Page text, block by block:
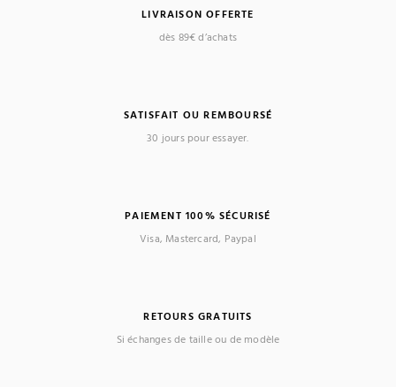
LIVRAISON OFFERTE
dès 89€ d’achats
SATISFAIT OU REMBOURSÉ
30 jours pour essayer.
PAIEMENT 100% SÉCURISÉ
Visa, Mastercard, Paypal
RETOURS GRATUITS
Si échanges de taille ou de modèle